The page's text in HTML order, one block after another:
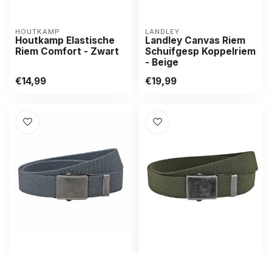
HOUTKAMP
Houtkamp Elastische
Riem Comfort - Zwart
€14,99
LANDLEY
Landley Canvas Riem
Schuifgesp Koppelriem
- Beige
€19,99